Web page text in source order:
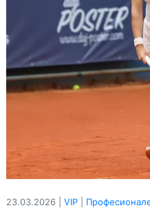
23.03.2026 | VIP